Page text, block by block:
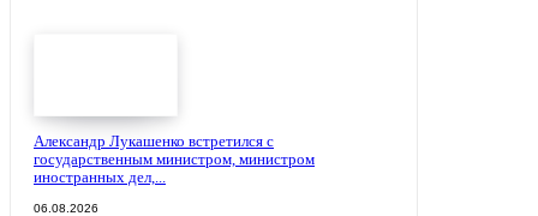
Александр Лукашенко встретился с
государственным министром, министром
иностранных дел,...
06.08.2026